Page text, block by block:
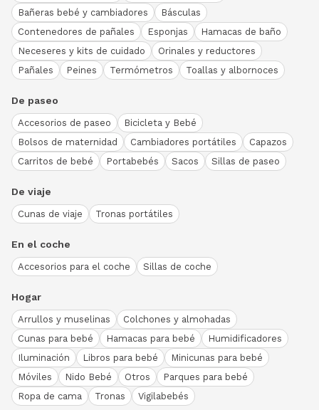
Bañeras bebé y cambiadores
Básculas
Contenedores de pañales
Esponjas
Hamacas de baño
Neceseres y kits de cuidado
Orinales y reductores
Pañales
Peines Termómetros Toallas y albornoces
De paseo
Accesorios de paseo
Bicicleta y Bebé
Bolsos de maternidad
Cambiadores portátiles
Capazos
Carritos de bebé
Portabebés Sacos Sillas de paseo
De viaje
Cunas de viaje Tronas portátiles
En el coche
Accesorios para el coche Sillas de coche
Hogar
Arrullos y muselinas
Colchones y almohadas
Cunas para bebé
Hamacas para bebé
Humidificadores
Iluminación
Libros para bebé
Minicunas para bebé
Móviles
Nido Bebé Otros
Parques para bebé
Ropa de cama
Tronas Vigilabebés